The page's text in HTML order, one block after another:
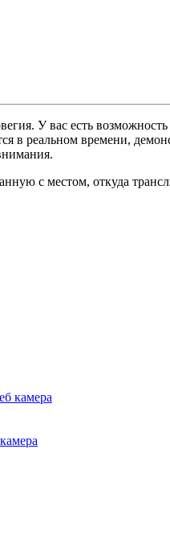
У вас есть
в реальном времени,
с местом, откуда